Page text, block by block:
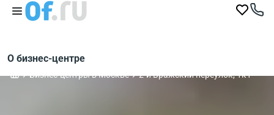
О бизнес-центре
Бизнес-центры в Москве 2-й Вражский переулок, 1к1